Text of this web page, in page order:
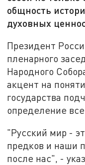
общность
духовных
Президент
пленарного
Народного
акцент на
государства
определение
"Русский мир -
предков и наши
после нас", -